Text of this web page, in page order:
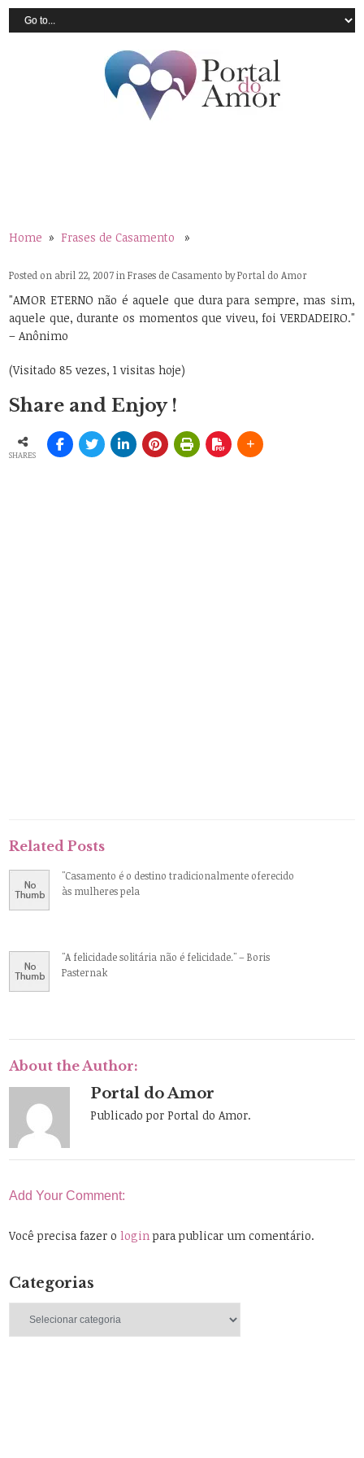
Home » Frases de Casamento »
Posted on abril 22, 2007 inFrases de Casamento byPortal do Amor
"AMOR ETERNO não é aquele que dura para sempre, mas sim,
aquele que, durante os momentos que viveu, foi VERDADEIRO."
– Anônimo
(Visitado 85 vezes, 1 visitas hoje)
Share and Enjoy !
SHARES
Related Posts
"Casamento é o destino tradicionalmente oferecido
às mulheres pela
"A felicidade solitária não é felicidade." – Boris
Pasternak
About the Author:
Portal do Amor
Publicado por Portal do Amor.
Add Your Comment:
Você precisa fazer ologin para publicar um comentário.
Categorias